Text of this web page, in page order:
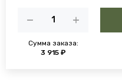
Сумма заказа:
3 915 ₽